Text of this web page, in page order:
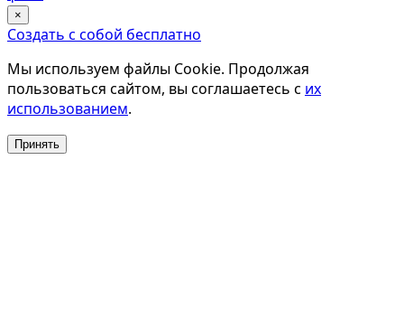
×
Создать с собой бесплатно
Мы используем файлы Cookie. Продолжая
пользоваться сайтом, вы соглашаетесь с их
использованием.
Принять